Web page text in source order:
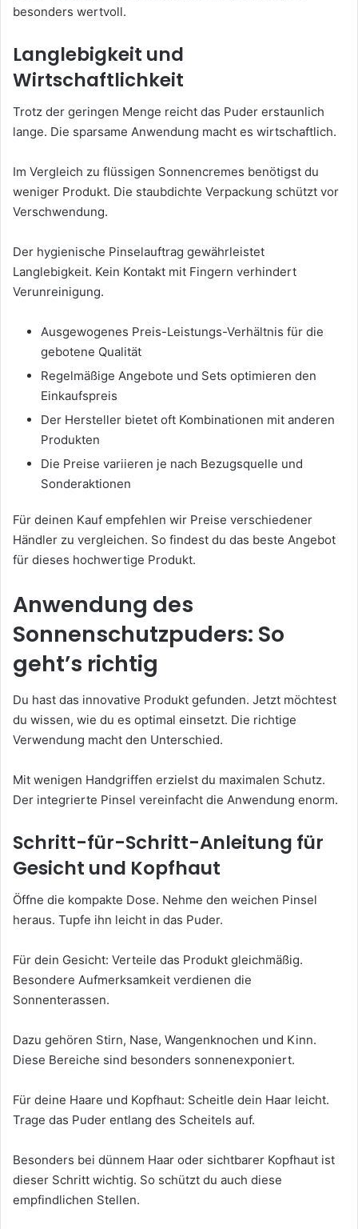
besonders wertvoll.
Langlebigkeit und
Wirtschaftlichkeit
Trotz der geringen Menge reicht das Puder erstaunlich
lange. Die sparsame Anwendung macht es wirtschaftlich.
Im Vergleich zu flüssigen Sonnencremes benötigst du
weniger Produkt. Die staubdichte Verpackung schützt vor
Verschwendung.
Der hygienische Pinselauftrag gewährleistet
Langlebigkeit. Kein Kontakt mit Fingern verhindert
Verunreinigung.
Ausgewogenes Preis-Leistungs-Verhältnis für die
gebotene Qualität
Regelmäßige Angebote und Sets optimieren den
Einkaufspreis
Der Hersteller bietet oft Kombinationen mit anderen
Produkten
Die Preise variieren je nach Bezugsquelle und
Sonderaktionen
Für deinen Kauf empfehlen wir Preise verschiedener
Händler zu vergleichen. So findest du das beste Angebot
für dieses hochwertige Produkt.
Anwendung des
Sonnenschutzpuders: So
geht’s richtig
Du hast das innovative Produkt gefunden. Jetzt möchtest
du wissen, wie du es optimal einsetzt. Die richtige
Verwendung macht den Unterschied.
Mit wenigen Handgriffen erzielst du maximalen Schutz.
Der integrierte Pinsel vereinfacht die Anwendung enorm.
Schritt-für-Schritt-Anleitung für
Gesicht und Kopfhaut
Öffne die kompakte Dose. Nehme den weichen Pinsel
heraus. Tupfe ihn leicht in das Puder.
Für dein Gesicht: Verteile das Produkt gleichmäßig.
Besondere Aufmerksamkeit verdienen die
Sonnenterassen.
Dazu gehören Stirn, Nase, Wangenknochen und Kinn.
Diese Bereiche sind besonders sonnenexponiert.
Für deine Haare und Kopfhaut: Scheitle dein Haar leicht.
Trage das Puder entlang des Scheitels auf.
Besonders bei dünnem Haar oder sichtbarer Kopfhaut ist
dieser Schritt wichtig. So schützt du auch diese
empfindlichen Stellen.